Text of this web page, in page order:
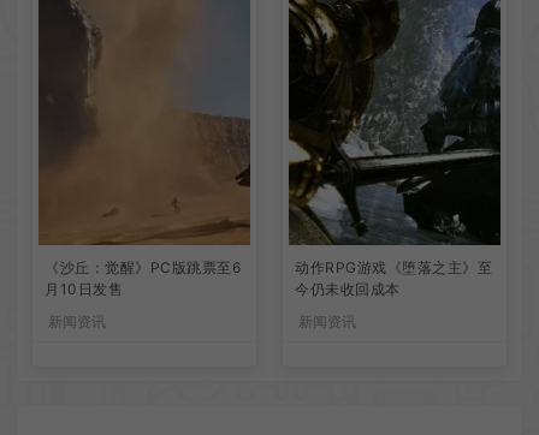
《沙丘：觉醒》PC版跳票至6
月10日发售
新闻资讯
动作RPG游戏《堕落之主》至
今仍未收回成本
新闻资讯